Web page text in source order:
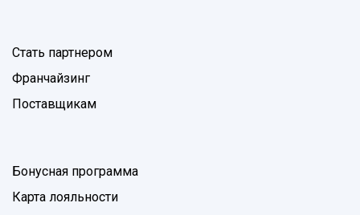
Стать партнером
Франчайзинг
Поставщикам
Бонусная программа
Карта лояльности